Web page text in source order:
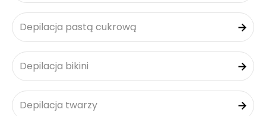
Depilacja pastą cukrową
Depilacja bikini
Depilacja twarzy